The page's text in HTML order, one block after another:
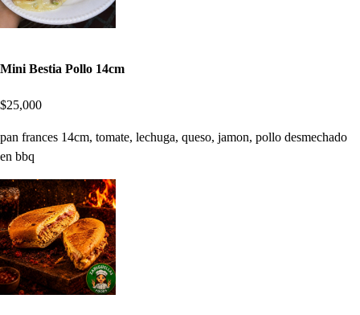
Mini Bestia Pollo 14cm
$25,000
pan frances 14cm, tomate, lechuga, queso, jamon, pollo desmechado
en bbq